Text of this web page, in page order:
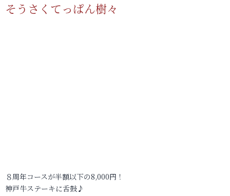
そうさくてっぱん樹々
８周年コースが半額以下の8,000円！
神戸牛ステーキに舌鼓♪